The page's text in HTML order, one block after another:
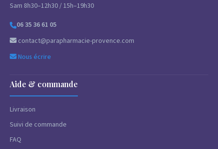
Sam 8h30–12h30 / 15h–19h30
06 35 36 61 05
contact@parapharmacie-provence.com
Nous écrire
Aide & commande
Livraison
Suivi de commande
FAQ